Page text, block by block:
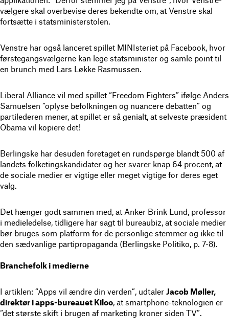
vælgere skal overbevise deres bekendte om, at Venstre skal
fortsætte i statsministerstolen.
Venstre har også lanceret spillet MINIsteriet på Facebook, hvor
førstegangsvælgerne kan lege statsminister og samle point til
en brunch med Lars Løkke Rasmussen.
Liberal Alliance vil med spillet “Freedom Fighters” ifølge Anders
Samuelsen “oplyse befolkningen og nuancere debatten” og
partilederen mener, at spillet er så genialt, at selveste præsident
Obama vil kopiere det!
Berlingske har desuden foretaget en rundspørge blandt 500 af
landets folketingskandidater og her svarer knap 64 procent, at
de sociale medier er vigtige eller meget vigtige for deres eget
valg.
Det hænger godt sammen med, at Anker Brink Lund, professor
i medieledelse, tidligere har sagt til bureaubiz, at sociale medier
bør bruges som platform for de personlige stemmer og ikke til
den sædvanlige partipropaganda (Berlingske Politiko, p. 7-8).
Branchefolk i medierne
I artiklen: “Apps vil ændre din verden”, udtaler Jacob Møller,
direktør i apps-bureauet Kiloo, at smartphone-teknologien er
“det største skift i brugen af marketing kroner siden TV”.